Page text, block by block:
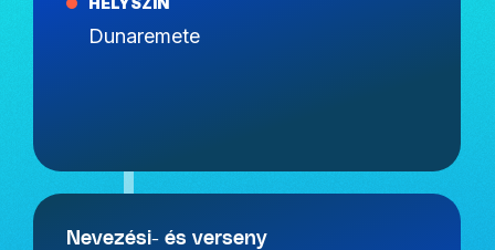
Dunaremete
Nevezési- és verseny